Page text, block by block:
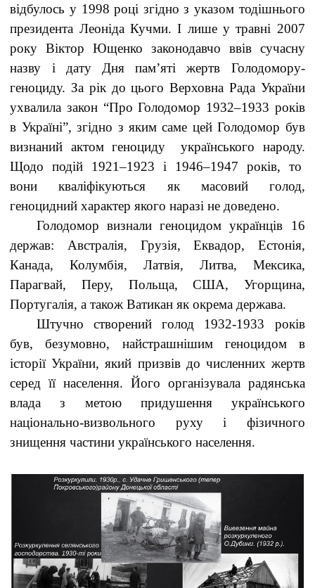
відбулось у 1998 році згідно з указом тодішнього
президента Леоніда Кучми. І лише у травні 2007
року Віктор Ющенко законодавчо ввів сучасну
назву і дату Дня пам’яті жертв Голодомору-
геноциду. За рік до цього Верховна Рада України
ухвалила закон “Про Голодомор 1932–1933 років
в Україні”, згідно з яким саме цей Голодомор був
визнаний актом геноциду українського народу.
Щодо подій 1921–1923 і 1946–1947 років, то
вони кваліфікуються як масовий голод,
геноцидний характер якого наразі не доведено.
Голодомор визнали геноцидом українців 16
держав: Австралія, Грузія, Еквадор, Естонія,
Канада, Колумбія, Латвія, Литва, Мексика,
Парагвай, Перу, Польща, США, Угорщина,
Португалія, а також Ватикан як окрема держава.
Штучно створений голод 1932-1933 років
був, безумовно, найстрашнішим геноцидом в
історії України, який призвів до численних жертв
серед її населення. Його організувала радянська
влада з метою придушення українського
національно-визвольного руху і фізичного
знищення частини українського населення.